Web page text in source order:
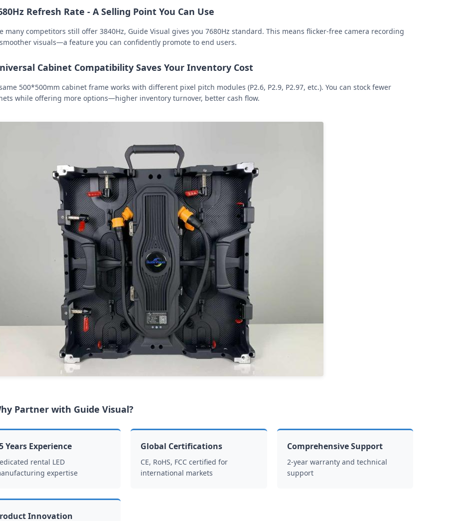
Refresh Rate - A Selling Point You Can Use
many competitors still offer 3840Hz, Guide Visual gives you 7680Hz standard. This means flicker-free camera recording
visuals—a feature you can confidently promote to end users.
Cabinet Compatibility Saves Your Inventory Cost
500*500mm cabinet frame works with different pixel pitch modules (P2.6, P2.9, P2.97, etc.). You can stock fewer
while offering more options—higher inventory turnover, better cash flow.
Partner with Guide Visual?
Years Experience
rental LED
expertise
Global Certifications
CE, RoHS, FCC certified for
international markets
Comprehensive Support
2-year warranty and technical
support
Innovation